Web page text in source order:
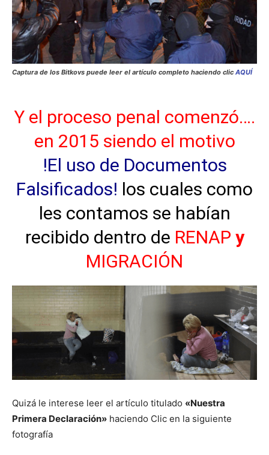
Captura de los Bitkovs puede leer el artículo completo haciendo clic AQUÍ
Y el proceso penal comenzó….
en 2015 siendo el motivo
!El uso de Documentos
Falsificados! los cuales como
les contamos se habían
recibido dentro de RENAP y
MIGRACIÓN
Quizá le interese leer el artículo titulado «Nuestra
Primera Declaración» haciendo Clic en la siguiente
fotografía